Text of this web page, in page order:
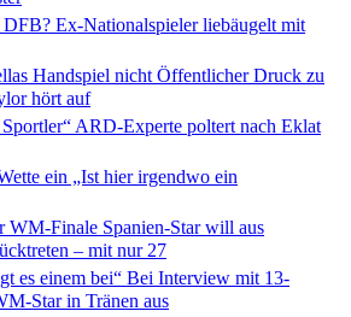
DFB? Ex-Nationalspieler liebäugelt mit
Handspiel nicht Öffentlicher Druck zu
hört auf
ARD-Experte poltert nach Eklat
ein „Ist hier irgendwo ein
WM-Finale Spanien-Star will aus
– mit nur 27
es einem bei“ Bei Interview mit 13-
Star in Tränen aus